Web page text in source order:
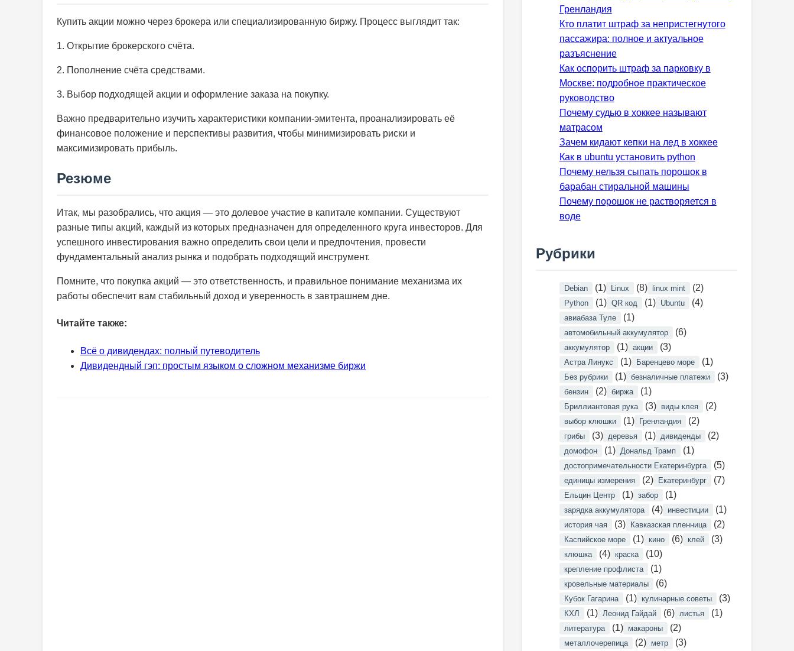
Купить акции можно через брокера или специализированную биржу. Процесс выглядит так:
1. Открытие брокерского счёта.
2. Пополнение счёта средствами.
3. Выбор подходящей акции и оформление заказа на покупку.
Важно предварительно изучить характеристики компании-эмитента, проанализировать её
финансовое положение и перспективы развития, чтобы минимизировать риски и
максимизировать прибыль.
Резюме
Итак, мы разобрались, что акция — это долевое участие в капитале компании. Существуют
разные типы акций, каждый из которых предназначен для определенного круга инвесторов. Для
успешного инвестирования важно определить свои цели и предпочтения, провести
фундаментальный анализ рынка и подобрать подходящий инструмент.
Помните, что покупка акций — это ответственность, и правильное понимание механизма их
работы обеспечит вам стабильный доход и уверенность в завтрашнем дне.
Читайте также:
Всё о дивидендах: полный путеводитель
Дивидендный гэп: простым языком о сложном механизме биржи
Гренландия
Кто платит штраф за непристегнутого
пассажира: полное и актуальное
разъяснение
Как оспорить штраф за парковку в
Москве: подробное практическое
руководство
Почему судью в хоккее называют
матрасом
Зачем кидают кепки на лед в хоккее
Как в ubuntu установить python
Почему нельзя сыпать порошок в
барабан стиральной машины
Почему порошок не растворяется в
воде
Рубрики
Debian (1) Linux (8) linux mint (2)
Python (1) QR код (1) Ubuntu (4)
авиабаза Туле (1)
автомобильный аккумулятор (6)
аккумулятор (1) акции (3)
Астра Линукс (1) Баренцево море (1)
Без рубрики (1) безналичные платежи (3)
бензин (2) биржа (1)
Бриллиантовая рука (3) виды клея (2)
выбор клюшки (1) Гренландия (2)
грибы (3) деревья (1) дивиденды (2)
домофон (1) Дональд Трамп (1)
достопримечательности Екатеринбурга (5)
единицы измерения (2) Екатеринбург (7)
Ельцин Центр (1) забор (1)
зарядка аккумулятора (4) инвестиции (1)
история чая (3) Кавказская пленница (2)
Каспийское море (1) кино (6) клей (3)
клюшка (4) краска (10)
крепление профлиста (1)
кровельные материалы (6)
Кубок Гагарина (1) кулинарные советы (3)
КХЛ (1) Леонид Гайдай (6) листья (1)
литература (1) макароны (2)
металлочерепица (2) метр (3)